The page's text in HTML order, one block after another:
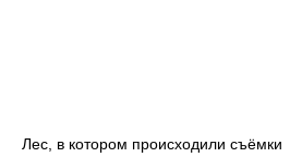
Лес, в котором происходили съёмки